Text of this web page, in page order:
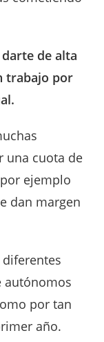
de alta
trabajo por
una cuota de
ejemplo
dan margen
autónomos
por tan
año.